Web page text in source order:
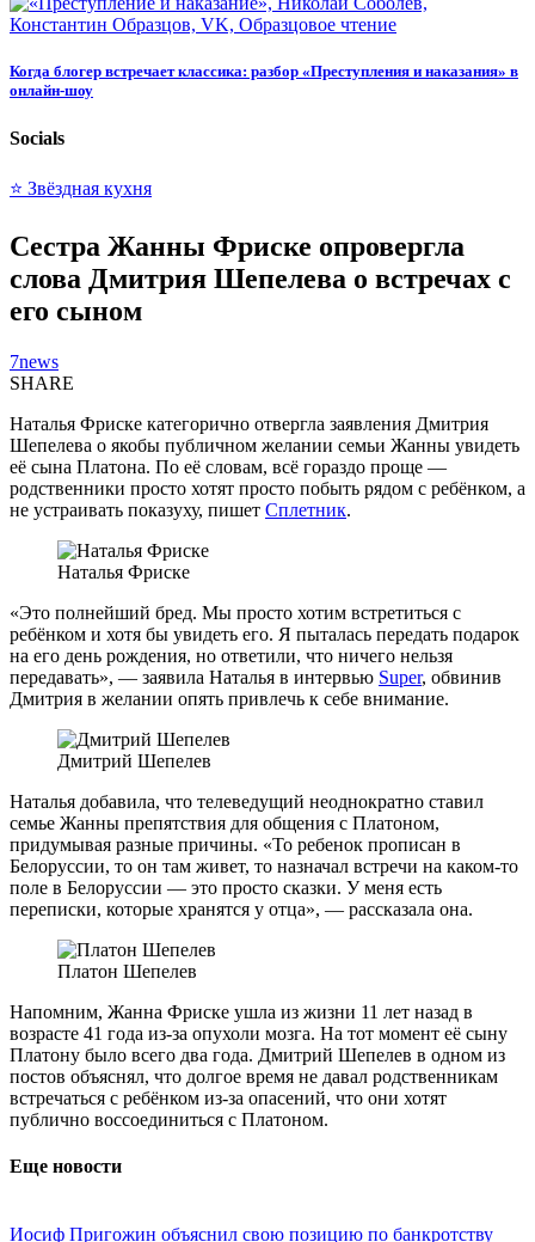
Когда блогер встречает классика: разбор «Преступления и наказания» в
онлайн-шоу
Socials
⭐ Звёздная кухня
Сестра Жанны Фриске опровергла
слова Дмитрия Шепелева о встречах с
его сыном
7news
SHARE
Наталья Фриске категорично отвергла заявления Дмитрия
Шепелева о якобы публичном желании семьи Жанны увидеть
её сына Платона. По её словам, всё гораздо проще —
родственники просто хотят просто побыть рядом с ребёнком, а
не устраивать показуху, пишет Сплетник.
Наталья Фриске
«Это полнейший бред. Мы просто хотим встретиться с
ребёнком и хотя бы увидеть его. Я пыталась передать подарок
на его день рождения, но ответили, что ничего нельзя
передавать», — заявила Наталья в интервью Super, обвинив
Дмитрия в желании опять привлечь к себе внимание.
Дмитрий Шепелев
Наталья добавила, что телеведущий неоднократно ставил
семье Жанны препятствия для общения с Платоном,
придумывая разные причины. «То ребенок прописан в
Белоруссии, то он там живет, то назначал встречи на каком-то
поле в Белоруссии — это просто сказки. У меня есть
переписки, которые хранятся у отца», — рассказала она.
Платон Шепелев
Напомним, Жанна Фриске ушла из жизни 11 лет назад в
возрасте 41 года из-за опухоли мозга. На тот момент её сыну
Платону было всего два года. Дмитрий Шепелев в одном из
постов объяснял, что долгое время не давал родственникам
встречаться с ребёнком из-за опасений, что они хотят
публично воссоединиться с Платоном.
Еще новости
Иосиф Пригожин объяснил свою позицию по банкротству